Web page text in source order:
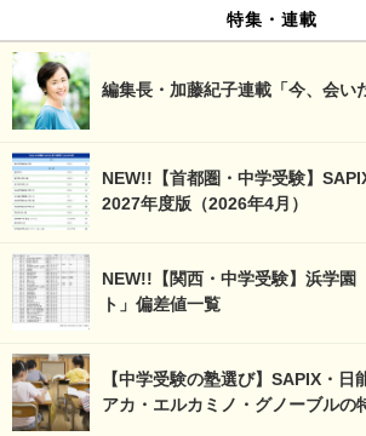
特集・連載
編集長・加藤紀子連載「今、会い
NEW!!【首都圏・中学受験】
2027年度版（2026年4月）
NEW!!【関西・中学受験】浜学園
ト」偏差値一覧
【中学受験の塾選び】SAPIX・日
アカ・エルカミノ・グノーブルの